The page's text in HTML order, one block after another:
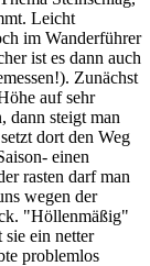
Leicht
im Wanderführer
ist es dann auch
Zunächst
auf sehr
dann steigt man
dort den Weg
einen
rasten darf man
wegen der
"Höllenmäßig"
ein netter
problemlos